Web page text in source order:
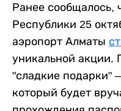
Ранее сообщалось,
Республики 25
аэропорт Алматы
уникальной акции.
"сладкие подарки"
который будет